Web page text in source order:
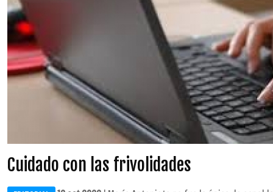
Cuidado con las frivolidades